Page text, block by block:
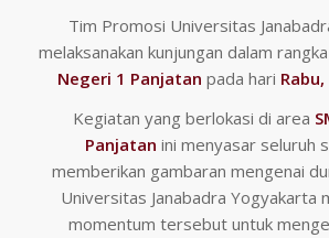
Tim Promosi Universitas
melaksanakan kunjungan dalam
Negeri 1 Panjatan pada hari
Kegiatan yang berlokasi di area
Panjatan ini menyasar seluruh
memberikan gambaran mengenai
Universitas Janabadra Yogyakarta
momentum tersebut untuk